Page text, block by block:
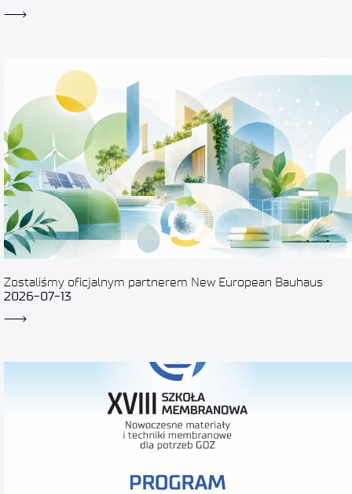
Zostaliśmy oficjalnym partnerem New European Bauhaus
2026-07-13